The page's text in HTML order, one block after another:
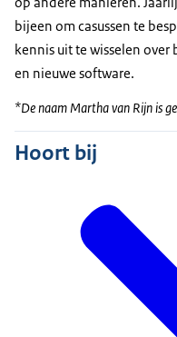
bijeen om casussen te
kennis uit te wisselen
en nieuwe software.
*De naam Martha van Rijn is
Hoort bij